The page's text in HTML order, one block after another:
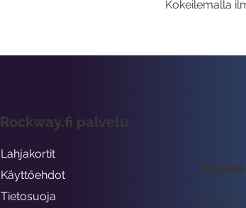
Kokeilemalla
Rockway.fi palvelu
Lahjakortit
Käyttöehdot
Tietosuoja